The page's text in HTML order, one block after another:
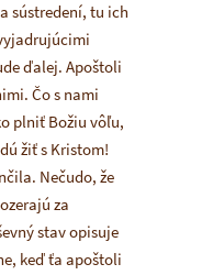
sústredení, tu ich
ďalej. Apoštoli
Čo s nami
plniť Božiu vôľu,
žiť s Kristom!
Nečudo, že
za
stav opisuje
keď ťa apoštoli